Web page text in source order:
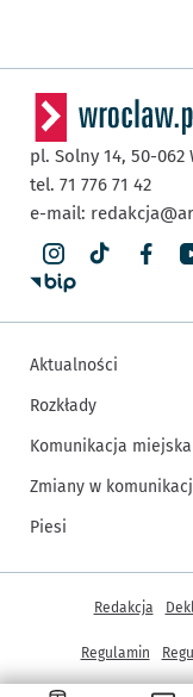
pl. Solny 14, 50-062
tel. 71 776 71 42
e-mail:
Aktualności
Rozkłady
Komunikacja miejska
Zmiany w
Piesi
Inne
Redakcja
Regulamin